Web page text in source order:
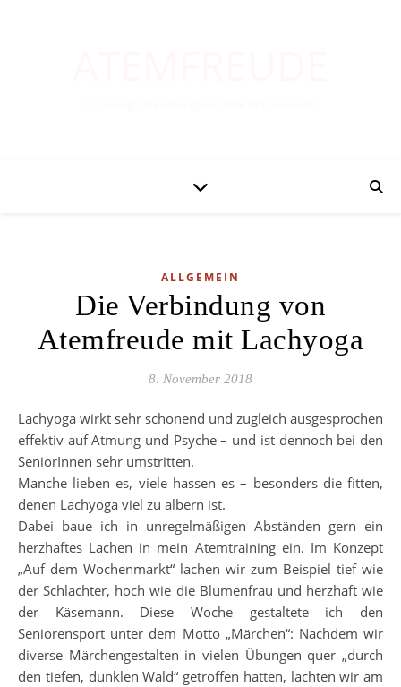
ALLGEMEIN
Die Verbindung von
Atemfreude mit Lachyoga
8. November 2018
Lachyoga wirkt sehr schonend und zugleich ausgesprochen
effektiv auf Atmung und Psyche – und ist dennoch bei den
SeniorInnen sehr umstritten.
Manche lieben es, viele hassen es – besonders die fitten,
denen Lachyoga viel zu albern ist.
Dabei baue ich in unregelmäßigen Abständen gern ein
herzhaftes Lachen in mein Atemtraining ein. Im Konzept
„Auf dem Wochenmarkt“ lachen wir zum Beispiel tief wie
der Schlachter, hoch wie die Blumenfrau und herzhaft wie
der Käsemann. Diese Woche gestaltete ich den
Seniorensport unter dem Motto „Märchen“: Nachdem wir
diverse Märchengestalten in vielen Übungen quer „durch
den tiefen, dunklen Wald“ getroffen hatten, lachten wir am